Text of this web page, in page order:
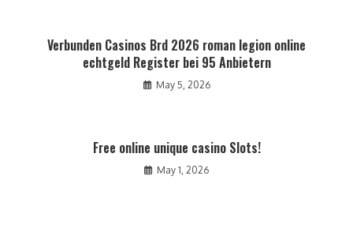
Verbunden Casinos Brd 2026 roman legion online
echtgeld Register bei 95 Anbietern
May 5, 2026
Free online unique casino Slots!
May 1, 2026